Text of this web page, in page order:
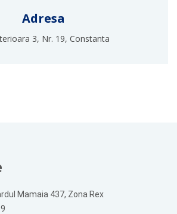
Adresa
3, Nr. 19, Constanta
Mamaia 437, Zona Rex